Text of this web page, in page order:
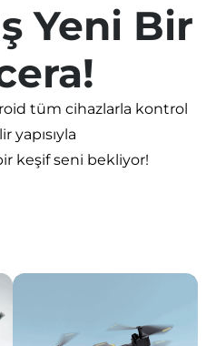
• Kumanda • 1200 mAh
yedek pervane • 4
• Taşıma çantası •
Yeni Bir
tüm cihazlarla kontrol
yapısıyla
keşif seni bekliyor!